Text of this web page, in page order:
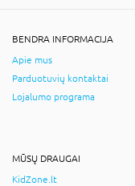
BENDRA INFORMACIJA
Apie mus
Parduotuvių kontaktai
Lojalumo programa
MŪSŲ DRAUGAI
KidZone.lt